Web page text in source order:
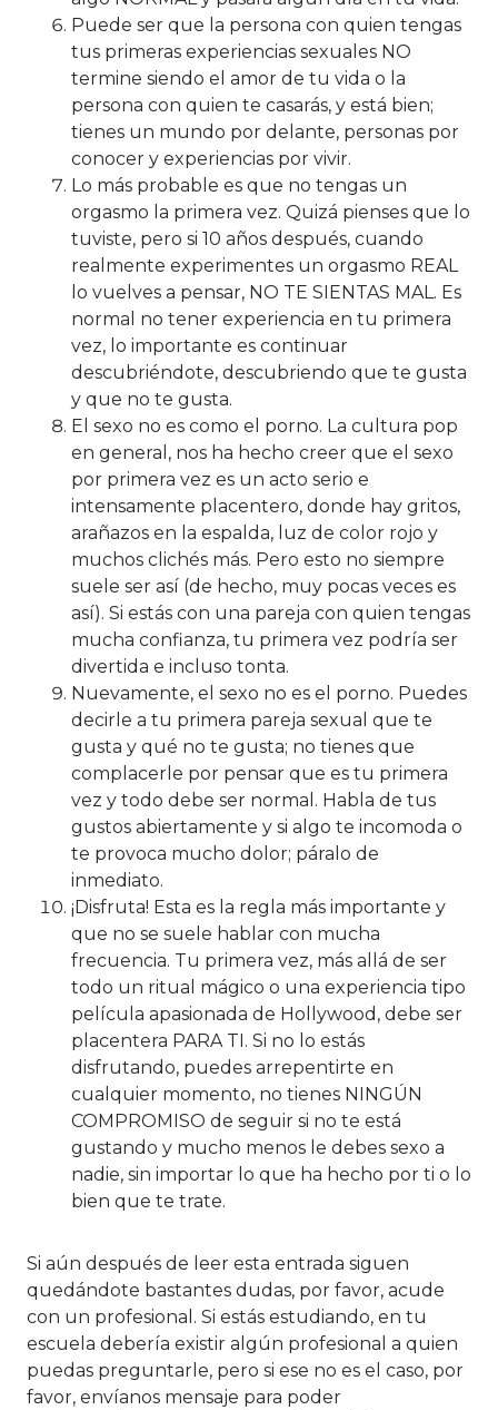
Puede ser que la persona con quien tengas
tus primeras experiencias sexuales NO
termine siendo el amor de tu vida o la
persona con quien te casarás, y está bien;
tienes un mundo por delante, personas por
conocer y experiencias por vivir.
Lo más probable es que no tengas un
orgasmo la primera vez. Quizá pienses que lo
tuviste, pero si 10 años después, cuando
realmente experimentes un orgasmo REAL
lo vuelves a pensar, NO TE SIENTAS MAL. Es
normal no tener experiencia en tu primera
vez, lo importante es continuar
descubriéndote, descubriendo que te gusta
y que no te gusta.
El sexo no es como el porno. La cultura pop
en general, nos ha hecho creer que el sexo
por primera vez es un acto serio e
intensamente placentero, donde hay gritos,
arañazos en la espalda, luz de color rojo y
muchos clichés más. Pero esto no siempre
suele ser así (de hecho, muy pocas veces es
así). Si estás con una pareja con quien tengas
mucha confianza, tu primera vez podría ser
divertida e incluso tonta.
Nuevamente, el sexo no es el porno. Puedes
decirle a tu primera pareja sexual que te
gusta y qué no te gusta; no tienes que
complacerle por pensar que es tu primera
vez y todo debe ser normal. Habla de tus
gustos abiertamente y si algo te incomoda o
te provoca mucho dolor; páralo de
inmediato.
¡Disfruta! Esta es la regla más importante y
que no se suele hablar con mucha
frecuencia. Tu primera vez, más allá de ser
todo un ritual mágico o una experiencia tipo
película apasionada de Hollywood, debe ser
placentera PARA TI. Si no lo estás
disfrutando, puedes arrepentirte en
cualquier momento, no tienes NINGÚN
COMPROMISO de seguir si no te está
gustando y mucho menos le debes sexo a
nadie, sin importar lo que ha hecho por ti o lo
bien que te trate.
Si aún después de leer esta entrada siguen
quedándote bastantes dudas, por favor, acude
con un profesional. Si estás estudiando, en tu
escuela debería existir algún profesional a quien
puedas preguntarle, pero si ese no es el caso, por
favor, envíanos mensaje para poder